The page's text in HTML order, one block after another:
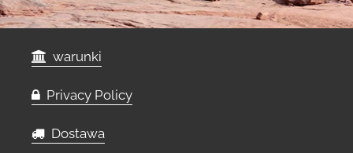
warunki
Privacy Policy
Dostawa